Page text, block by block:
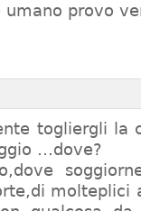
provo
togliergli la
…dove?
molteplici